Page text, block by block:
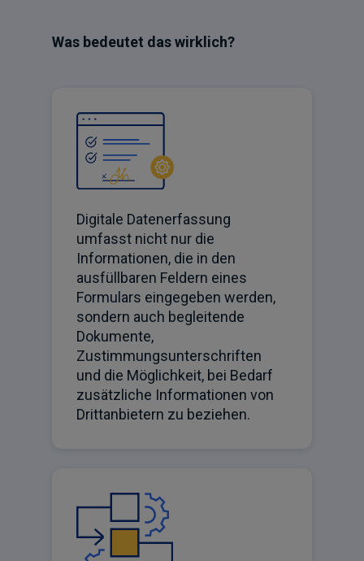
Was bedeutet das wirklich?
Digitale Datenerfassung
umfasst nicht nur die
Informationen, die in den
ausfüllbaren Feldern eines
Formulars eingegeben werden,
sondern auch begleitende
Dokumente,
Zustimmungsunterschriften
und die Möglichkeit, bei Bedarf
zusätzliche Informationen von
Drittanbietern zu beziehen.